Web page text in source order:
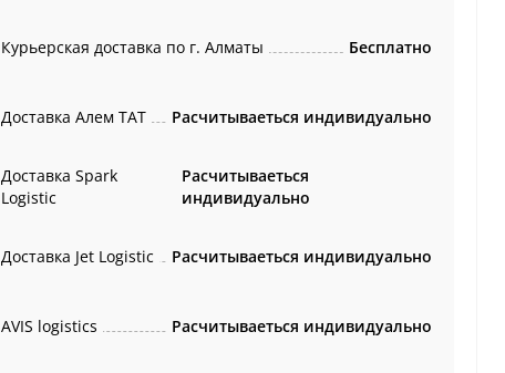
Курьерская доставка по г. Алматы Бесплатно
Доставка Алем ТАТ Расчитываеться индивидуально
Доставка Spark
Logistic
Расчитываеться
индивидуально
Доставка Jet Logistic Расчитываеться индивидуально
AVIS logistics Расчитываеться индивидуально